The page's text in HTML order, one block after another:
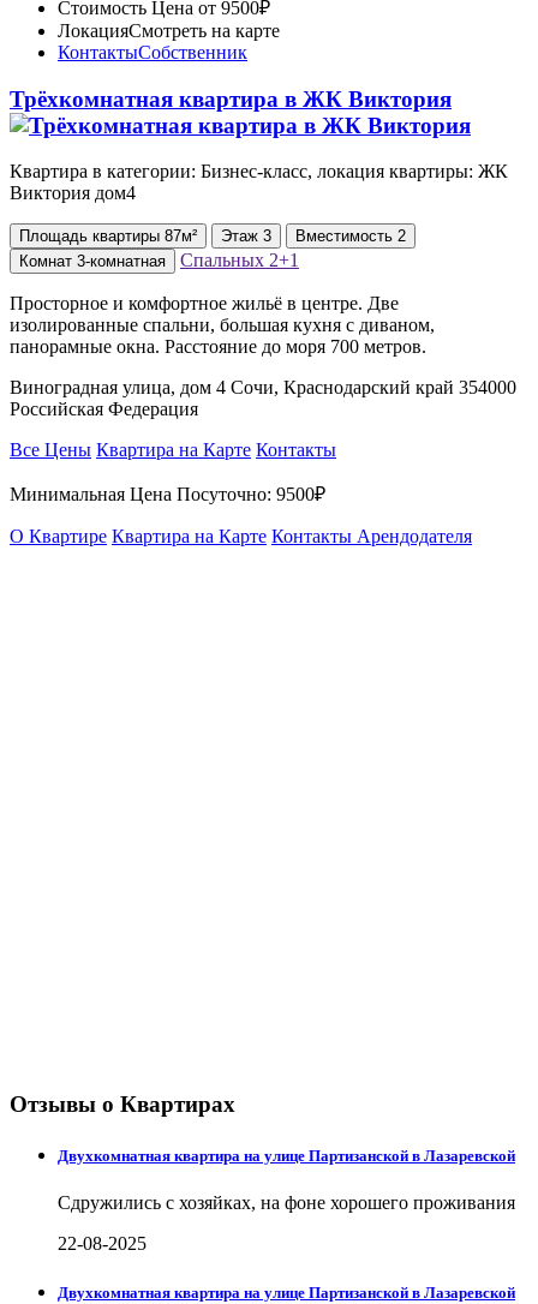
Стоимость Цена от 9500₽
ЛокацияСмотреть на карте
КонтактыСобственник
Трёхкомнатная квартира в ЖК Виктория
Квартира в категории: Бизнес-класс, локация квартиры: ЖК
Виктория дом4
Площадь квартиры 87м² Этаж 3 Вместимость 2
Комнат 3-комнатная Спальных 2+1
Просторное и комфортное жильё в центре. Две
изолированные спальни, большая кухня с диваном,
панорамные окна. Расстояние до моря 700 метров.
Виноградная улица, дом 4 Сочи, Краснодарский край 354000
Российская Федерация
Все Цены Квартира на Карте Контакты
Минимальная Цена Посуточно: 9500₽
О Квартире Квартира на Карте Контакты Арендодателя
Отзывы о Квартирах
Двухкомнатная квартира на улице Партизанской в Лазаревской
Сдружились с хозяйках, на фоне хорошего проживания
22-08-2025
Двухкомнатная квартира на улице Партизанской в Лазаревской